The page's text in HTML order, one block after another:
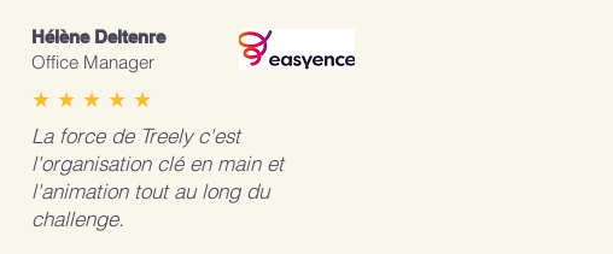
La force de Treely c'est
l'organisation clé en main et
l'animation tout au long du
challenge.
★ ★ ★ ★ ★
Hélène Deltenre
Office Manager